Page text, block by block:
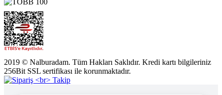
2019 © Nalburadam. Tüm Hakları Saklıdır. Kredi kartı bilgileriniz
256Bit SSL sertifikası ile korunmaktadır.